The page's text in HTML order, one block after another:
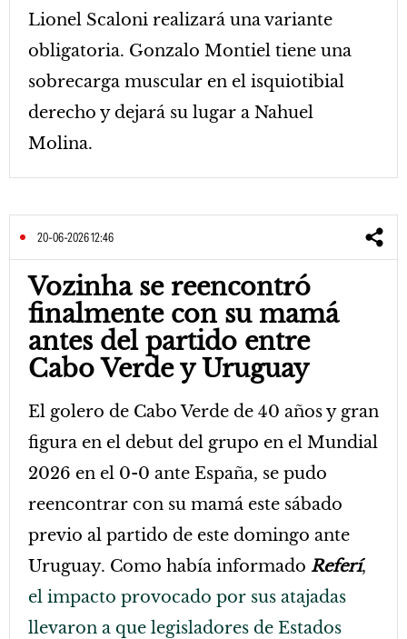
Lionel Scaloni realizará una variante
obligatoria. Gonzalo Montiel tiene una
sobrecarga muscular en el isquiotibial
derecho y dejará su lugar a Nahuel
Molina.
20-06-2026 12:46
Vozinha se reencontró
finalmente con su mamá
antes del partido entre
Cabo Verde y Uruguay
El golero de Cabo Verde de 40 años y gran
figura en el debut del grupo en el Mundial
2026 en el 0-0 ante España, se pudo
reencontrar con su mamá este sábado
previo al partido de este domingo ante
Uruguay. Como había informado Referí,
el impacto provocado por sus atajadas
llevaron a que legisladores de Estados